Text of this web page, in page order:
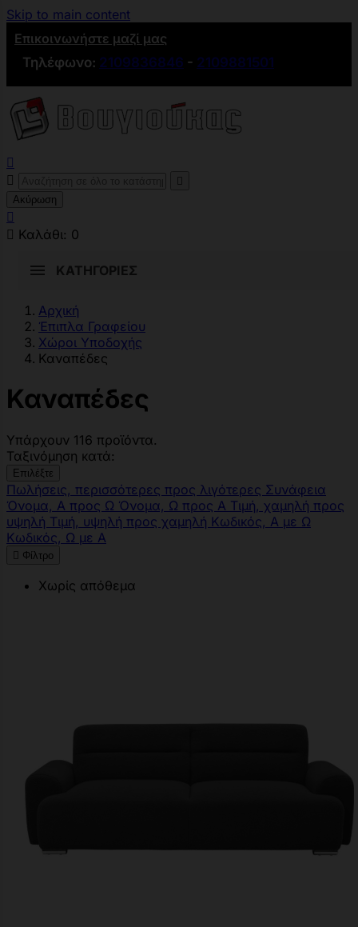
Skip to main content
Επικοινωνήστε μαζί μας
Τηλέφωνο: 2109836846 - 2109881501



Ακύρωση

 Καλάθι: 0
ΚΑΤΗΓΟΡΊΕΣ
Αρχική
Έπιπλα Γραφείου
Χώροι Υποδοχής
Καναπέδες
Καναπέδες
Υπάρχουν 116 προϊόντα.
Ταξινόμηση κατά:
Επιλέξτε
Πωλήσεις, περισσότερες προς λιγότερες Συνάφεια
Όνομα, Α προς Ω Όνομα, Ω προς Α Τιμή, χαμηλή προς
υψηλή Τιμή, υψηλή προς χαμηλή Κωδικός, Α με Ω
Κωδικός, Ω με Α
 Φίλτρο
Χωρίς απόθεμα